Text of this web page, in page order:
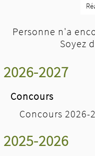
2026-2027
Concours
Concours 2026-
2025-2026
Personne n'a
Soyez